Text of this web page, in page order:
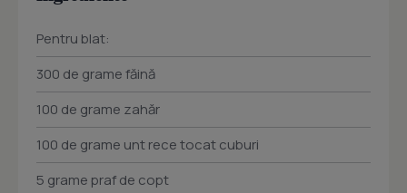
Pentru blat:
300 de grame făină
100 de grame zahăr
100 de grame unt rece tocat cuburi
5 grame praf de copt